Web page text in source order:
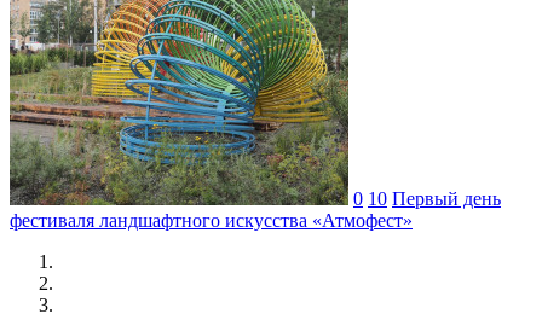
0 10 Первый день
фестиваля ландшафтного искусства «Атмофест»